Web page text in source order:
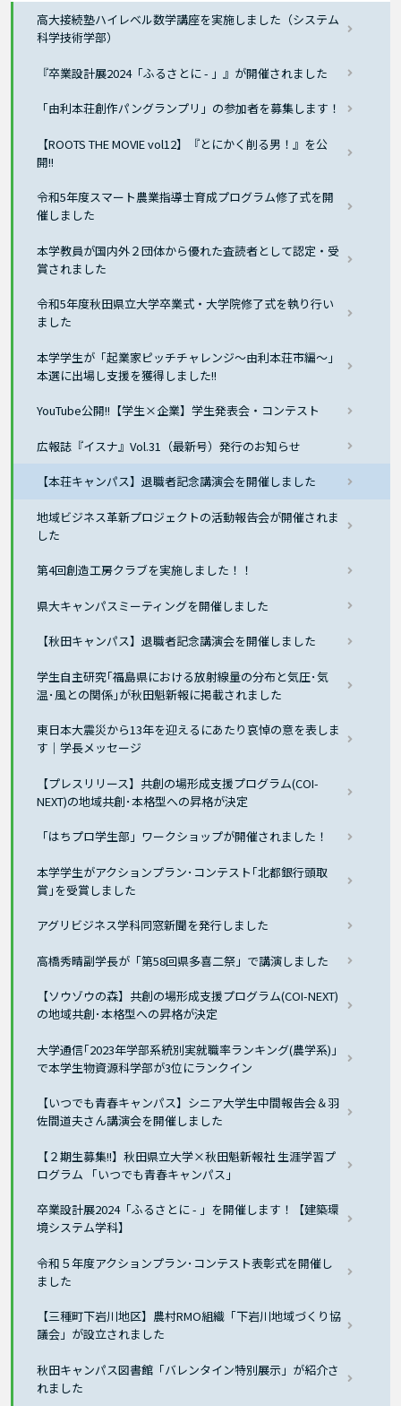
高大接続塾ハイレベル数学講座を実施しました（システム
科学技術学部）
『卒業設計展2024「ふるさとに - 」』が開催されました
「由利本荘創作パングランプリ」の参加者を募集します！
【ROOTS THE MOVIE vol12】『とにかく削る男！』を公
開!!
令和5年度スマート農業指導士育成プログラム修了式を開
催しました
本学教員が国内外２団体から優れた査読者として認定・受
賞されました
令和5年度秋田県立大学卒業式・大学院修了式を執り行い
ました
本学学生が「起業家ピッチチャレンジ～由利本荘市編～」
本選に出場し支援を獲得しました!!
YouTube公開!!【学生×企業】学生発表会・コンテスト
広報誌『イスナ』Vol.31（最新号）発行のお知らせ
【本荘キャンパス】退職者記念講演会を開催しました
地域ビジネス革新プロジェクトの活動報告会が開催されま
した
第4回創造工房クラブを実施しました！！
県大キャンパスミーティングを開催しました
【秋田キャンパス】退職者記念講演会を開催しました
学生自主研究｢福島県における放射線量の分布と気圧･気
温･風との関係｣が秋田魁新報に掲載されました
東日本大震災から13年を迎えるにあたり哀悼の意を表しま
す｜学長メッセージ
【プレスリリース】共創の場形成支援プログラム(COI-
NEXT)の地域共創･本格型への昇格が決定
「はちプロ学生部」ワークショップが開催されました！
本学学生がアクションプラン･コンテスト｢北都銀行頭取
賞｣を受賞しました
アグリビジネス学科同窓新聞を発行しました
高橋秀晴副学長が「第58回県多喜二祭」で講演しました
【ソウゾウの森】共創の場形成支援プログラム(COI-NEXT)
の地域共創･本格型への昇格が決定
大学通信｢2023年学部系統別実就職率ランキング(農学系)｣
で本学生物資源科学部が3位にランクイン
【いつでも青春キャンパス】シニア大学生中間報告会＆羽
佐間道夫さん講演会を開催しました
【２期生募集!!】秋田県立大学×秋田魁新報社 生涯学習プ
ログラム 「いつでも青春キャンパス」
卒業設計展2024「ふるさとに - 」を開催します！【建築環
境システム学科】
令和５年度アクションプラン･コンテスト表彰式を開催し
ました
【三種町下岩川地区】農村RMO組織「下岩川地域づくり協
議会」が設立されました
秋田キャンパス図書館「バレンタイン特別展示」が紹介さ
れました